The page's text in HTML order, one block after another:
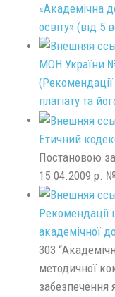
«Академічна
освіту» (від 5
МОН України
плагіату та
Етичний
Постановою
15.04.2009 р.
Рекомендації
академічної
303
методичної
забезпечення